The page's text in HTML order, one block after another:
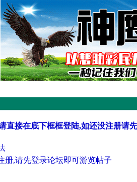
直接在底下框框登陆,如还没注册请
册,请先登录论坛即可游览帖子